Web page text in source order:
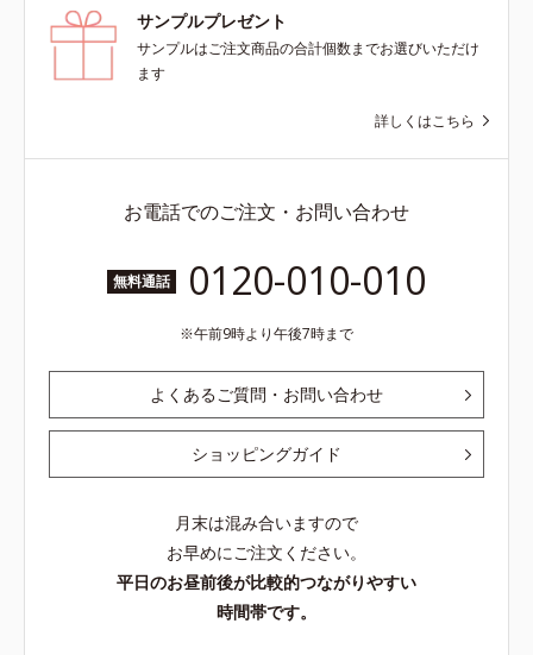
サンプルプレゼント
サンプルはご注文商品の合計個数までお選びいただけ
ます
詳しくはこちら
お電話でのご注文・お問い合わせ
無料通話 0120-010-010
午前9時より午後7時まで
よくあるご質問・お問い合わせ
ショッピングガイド
月末は混み合いますので
お早めにご注文ください。
平日のお昼前後が比較的つながりやすい
時間帯です。